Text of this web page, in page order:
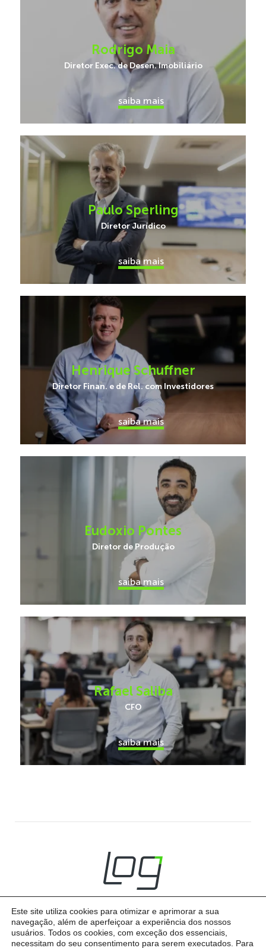
Rodrigo Maia
Diretor Exec. de Desen. Imobiliário
saiba mais
Paulo Sperling
Diretor Jurídico
saiba mais
Henrique Schuffner
Diretor Finan. e de Rel. com Investidores
saiba mais
Eudoxio Pontes
Diretor de Produção
saiba mais
Rafael Saliba
CFO
saiba mais
Este site utiliza cookies para otimizar e aprimorar a sua
navegação, além de aperfeiçoar a experiência dos nossos
usuários. Todos os cookies, com exceção dos essenciais,
necessitam do seu consentimento para serem executados. Para